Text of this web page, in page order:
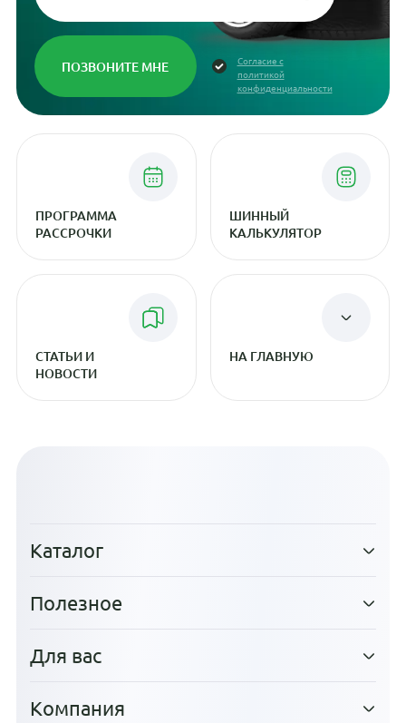
Согласие с
политикой
конфиденциальности
ПРОГРАММА
РАССРОЧКИ
ШИННЫЙ
КАЛЬКУЛЯТОР
СТАТЬИ И
НОВОСТИ
НА ГЛАВНУЮ
Каталог
Полезное
Для вас
Компания